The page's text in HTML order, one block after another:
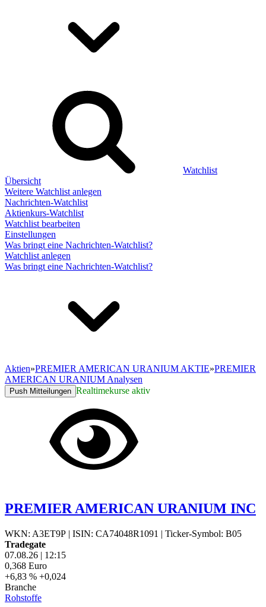
Watchlist
Übersicht
Weitere Watchlist anlegen
Nachrichten-Watchlist
Aktienkurs-Watchlist
Watchlist bearbeiten
Einstellungen
Was bringt eine Nachrichten-Watchlist?
Watchlist anlegen
Was bringt eine Nachrichten-Watchlist?
Aktien»PREMIER AMERICAN URANIUM AKTIE»PREMIER
AMERICAN URANIUM Analysen
Push Mitteilungen Realtimekurse aktiv
PREMIER AMERICAN URANIUM INC
WKN: A3ET9P | ISIN: CA74048R1091 | Ticker-Symbol: B05
Tradegate
07.08.26 | 12:15
0,368 Euro
+6,83 % +0,024
Branche
Rohstoffe